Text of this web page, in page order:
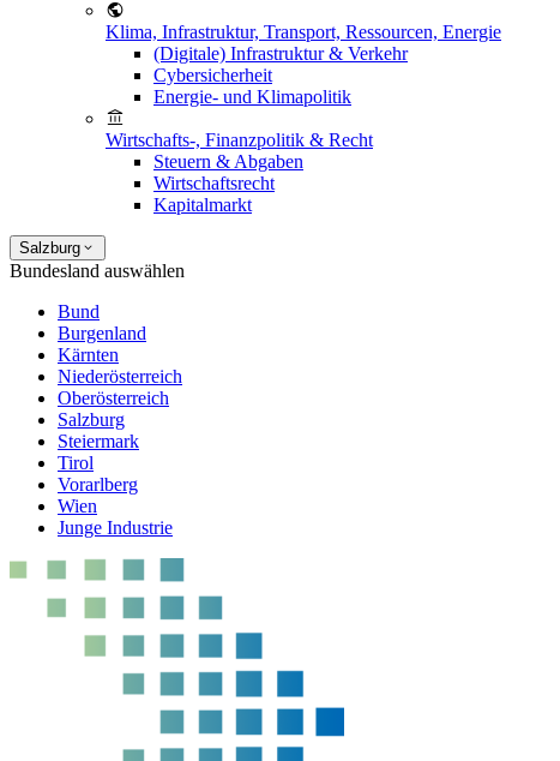
Klima, Infrastruktur, Transport, Ressourcen, Energie
(Digitale) Infrastruktur & Verkehr
Cybersicherheit
Energie- und Klimapolitik
Wirtschafts-, Finanzpolitik & Recht
Steuern & Abgaben
Wirtschaftsrecht
Kapitalmarkt
Salzburg
Bundesland auswählen
Bund
Burgenland
Kärnten
Niederösterreich
Oberösterreich
Salzburg
Steiermark
Tirol
Vorarlberg
Wien
Junge Industrie